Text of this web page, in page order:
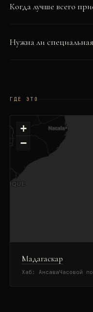
Когда лучше всего
Нужна ли
ГДЕ ЭТО
+
−
Мадагаскар
Хаб: АнсаваЧасовой